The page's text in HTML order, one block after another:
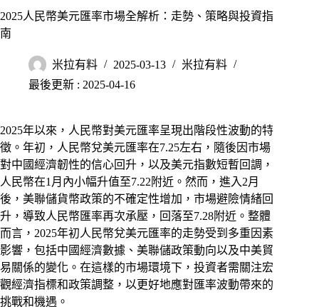
2025人民幣美元匯率市場全解析：走勢、策略與投資指
南
米拉有料 2025-03-13
米拉有料
最後更新 : 2025-04-16
2025年以來，人民幣對美元匯率呈現出階段性波動的特
徵。年初，人民幣兌美元匯率在7.25左右，隨後因市場
對中國經濟韌性的信心回升，以及美元指數短暫回調，
人民幣在1月內小幅升值至7.22附近。然而，進入2月
後，美聯儲貨幣政策的不確定性增加，市場避險情緒回
升，導致人民幣匯率再次承壓，回落至7.28附近。整體
而言，2025年初人民幣兌美元匯率的走勢受到多重因素
影響，包括中國經濟數據、美聯儲政策動向以及中美貿
易關係的變化。在這樣的市場環境下，投資者需關注宏
觀經濟指標和政策調整，以更好地應對匯率波動帶來的
挑戰和機遇。